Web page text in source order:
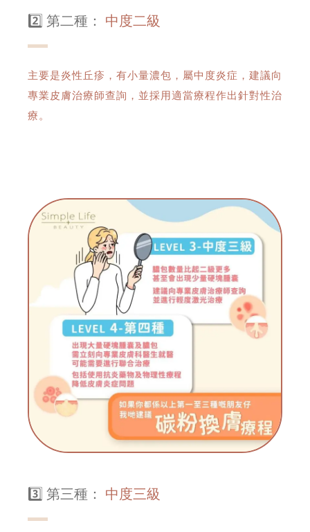
2️⃣ 第二種： 中度二級
主要是炎性丘疹，有小量濃包，屬中度炎症，建議向
專業皮膚治療師查詢，並採用適當療程作出針對性治
療。
3️⃣ 第三種： 中度三級